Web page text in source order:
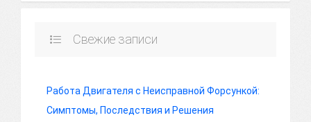
Свежие записи
Работа Двигателя с Неисправной Форсункой:
Симптомы, Последствия и Решения